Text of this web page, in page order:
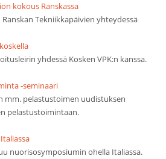
kokous Ranskassa
Tekniikkapäivien yhteydessä
yhdessä Kosken VPK:n kanssa.
-seminaari
mm. pelastustoimen uudistuksen
pelastustoimintaan.
nuorisosymposiumin ohella Italiassa.